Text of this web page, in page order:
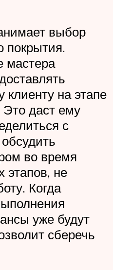
выбор
покрытия.
мастера
клиенту на этапе
Это даст ему
с
во время
этапов, не
Когда
уже будут
сберечь